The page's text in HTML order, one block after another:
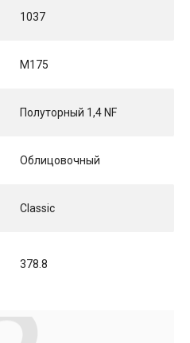
1037
М175
Полуторный 1,4 NF
Облицовочный
Classic
378.8